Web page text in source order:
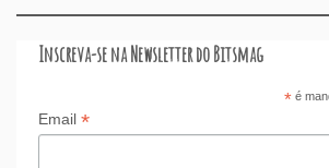
Inscreva-se na Newsletter do Bitsmag
*é
Email *